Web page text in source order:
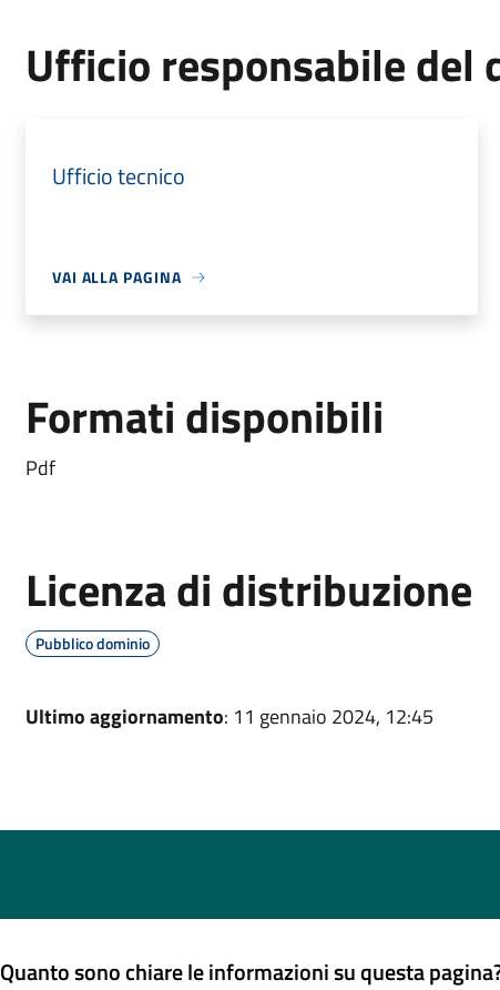
Ufficio responsabile del
Ufficio tecnico
VAI ALLA PAGINA
Formati disponibili
Pdf
Licenza di distribuzione
Pubblico dominio
Ultimo aggiornamento: 11 gennaio 2024, 12:45
Quanto sono chiare le informazioni su questa